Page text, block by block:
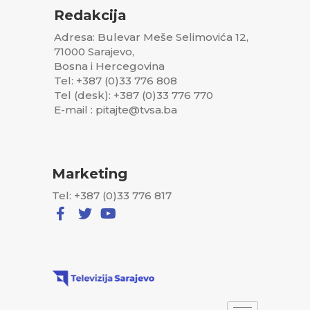
Rijaset Islamske zajednice jučer je saopćio da će ranije mjere
organa i dalje ostati na snazi, ali da su spremni protokoli za
organizaciju vjerskog života pod posebnim uslovima i s brojem
prisutnih koji bude dozvoljen i koji će se primjenjivati kada se
za to steknu uslovi, odnosno, kada nadležni državni organi
liberaliziraju dosadašnje mjere.
Article Rating
Redakcija
Adresa: Bulevar Meše Selimovića 12,
71000 Sarajevo,
Bosna i Hercegovina
Tel: +387 (0)33 776 808
Tel (desk): +387 (0)33 776 770
E-mail : pitajte@tvsa.ba
Marketing
Tel: +387 (0)33 776 817